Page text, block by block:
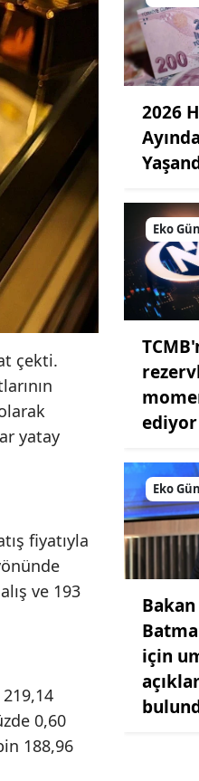
çekti.
yatay
fiyatıyla
ve 193
0,60
188,96
2026
Eko
ediyor
Eko
için